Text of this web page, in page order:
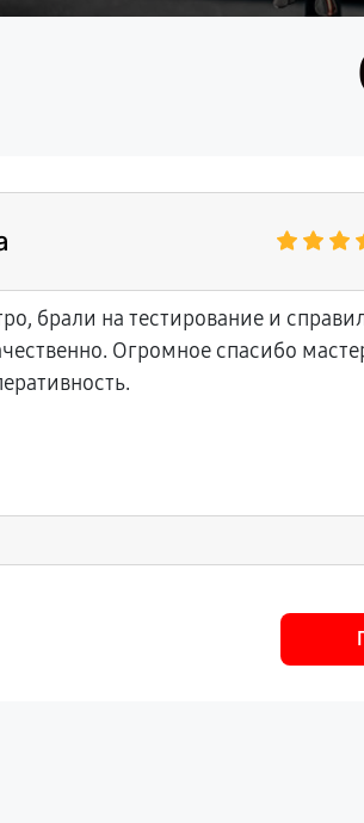
брали на тестирование и
Огромное спасибо